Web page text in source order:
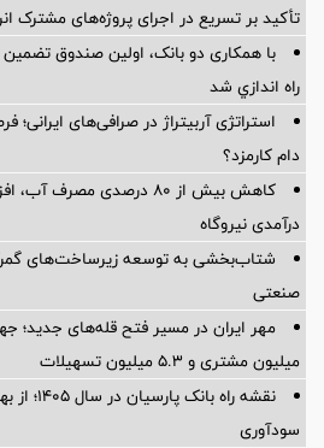
تأکید بر تسریع در اجرای پروژه‌های مشترک
با همکاری دو بانک، اولین صندوق
راه اندازي شد
استراتژی آربیتراژ در صرافی‌های
دام کارمزد؟
کاهش بیش از ۸۰ درصدی
درآمدی نیروگاه
شتاب‌بخشی به توسعه زیرساخت‌های
صنعتی
میلیون مشتری و ۵.۳ میلیون تسهیلات
نقشه راه
سودآوری